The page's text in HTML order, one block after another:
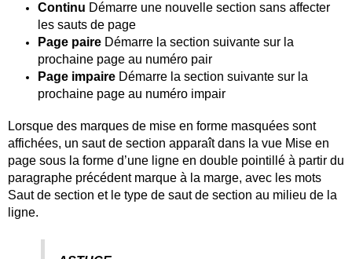
Continu Démarre une nouvelle section sans affecter
les sauts de page
Page paire Démarre la section suivante sur la
prochaine page au numéro pair
Page impaire Démarre la section suivante sur la
prochaine page au numéro impair
Lorsque des marques de mise en forme masquées sont
affichées, un saut de section apparaît dans la vue Mise en
page sous la forme d’une ligne en double pointillé à partir du
paragraphe précédent marque à la marge, avec les mots
Saut de section et le type de saut de section au milieu de la
ligne.